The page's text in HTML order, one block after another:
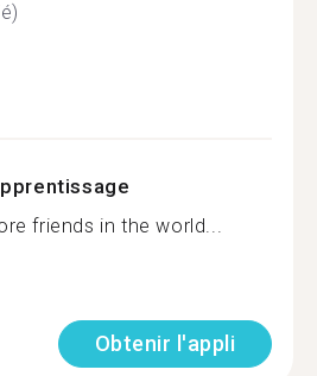
friends in the world...
Obtenir l'appli